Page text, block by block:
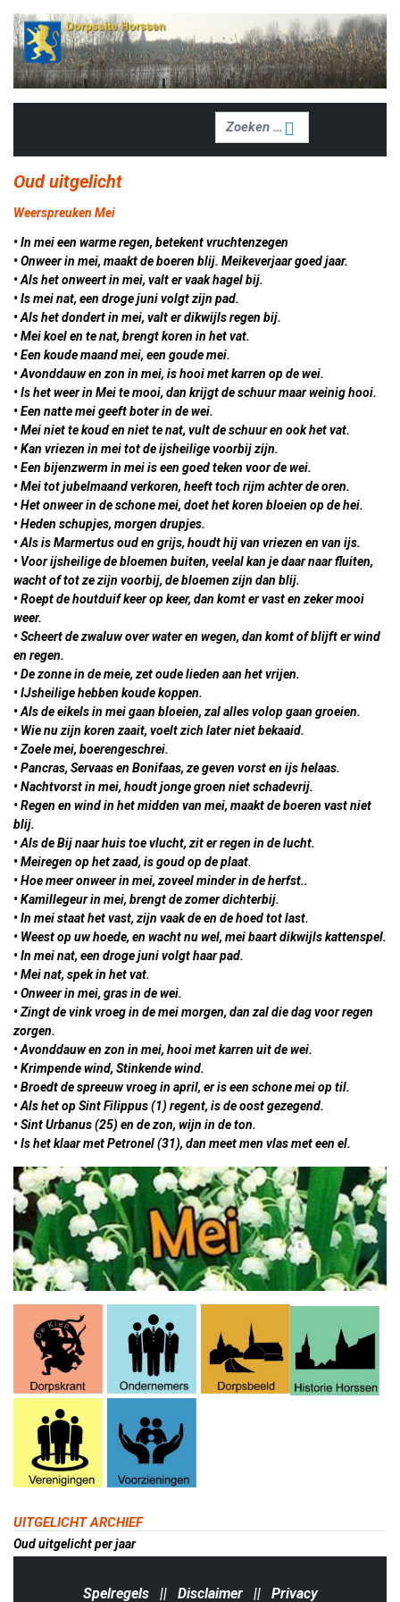
Zoeken
Oud uitgelicht
Weerspreuken Mei
• In mei een warme regen, betekent vruchtenzegen
• Onweer in mei, maakt de boeren blij. Meikeverjaar goed jaar.
• Als het onweert in mei, valt er vaak hagel bij.
• Is mei nat, een droge juni volgt zijn pad.
• Als het dondert in mei, valt er dikwijls regen bij.
• Mei koel en te nat, brengt koren in het vat.
• Een koude maand mei, een goude mei.
• Avonddauw en zon in mei, is hooi met karren op de wei.
• Is het weer in Mei te mooi, dan krijgt de schuur maar weinig hooi.
• Een natte mei geeft boter in de wei.
• Mei niet te koud en niet te nat, vult de schuur en ook het vat.
• Kan vriezen in mei tot de ijsheilige voorbij zijn.
• Een bijenzwerm in mei is een goed teken voor de wei.
• Mei tot jubelmaand verkoren, heeft toch rijm achter de oren.
• Het onweer in de schone mei, doet het koren bloeien op de hei.
• Heden schupjes, morgen drupjes.
• Als is Marmertus oud en grijs, houdt hij van vriezen en van ijs.
• Voor ijsheilige de bloemen buiten, veelal kan je daar naar fluiten,
wacht of tot ze zijn voorbij, de bloemen zijn dan blij.
• Roept de houtduif keer op keer, dan komt er vast en zeker mooi
weer.
• Scheert de zwaluw over water en wegen, dan komt of blijft er wind
en regen.
• De zonne in de meie, zet oude lieden aan het vrijen.
• IJsheilige hebben koude koppen.
• Als de eikels in mei gaan bloeien, zal alles volop gaan groeien.
• Wie nu zijn koren zaait, voelt zich later niet bekaaid.
• Zoele mei, boerengeschrei.
• Pancras, Servaas en Bonifaas, ze geven vorst en ijs helaas.
• Nachtvorst in mei, houdt jonge groen niet schadevrij.
• Regen en wind in het midden van mei, maakt de boeren vast niet
blij.
• Als de Bij naar huis toe vlucht, zit er regen in de lucht.
• Meiregen op het zaad, is goud op de plaat.
• Hoe meer onweer in mei, zoveel minder in de herfst..
• Kamillegeur in mei, brengt de zomer dichterbij.
• In mei staat het vast, zijn vaak de en de hoed tot last.
• Weest op uw hoede, en wacht nu wel, mei baart dikwijls kattenspel.
• In mei nat, een droge juni volgt haar pad.
• Mei nat, spek in het vat.
• Onweer in mei, gras in de wei.
• Zingt de vink vroeg in de mei morgen, dan zal die dag voor regen
zorgen.
• Avonddauw en zon in mei, hooi met karren uit de wei.
• Krimpende wind, Stinkende wind.
• Broedt de spreeuw vroeg in april, er is een schone mei op til.
• Als het op Sint Filippus (1) regent, is de oost gezegend.
• Sint Urbanus (25) en de zon, wijn in de ton.
• Is het klaar met Petronel (31), dan meet men vlas met een el.
UITGELICHT ARCHIEF
Oud uitgelicht per jaar
Spelregels|| Disclaimer|| Privacy